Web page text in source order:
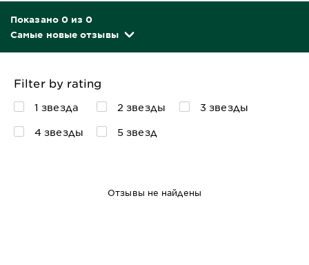
Показано 0 из 0
Самые новые отзывы
Filter by rating
1 звезда 2 звезды
3 звезды
4 звезды
5 звезд
Отзывы не найдены